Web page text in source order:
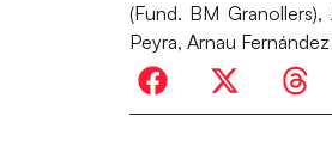
(Fund. BM
Peyra, Arnau